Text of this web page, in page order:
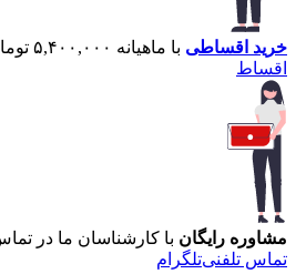
خرید اقساطی با ماهیانه ۵,۴۰۰,۰۰۰ تومان اقساطی بخرید
اقساط
مشاوره رایگان با کارشناسان ما در
تماس تلفنیتلگرام